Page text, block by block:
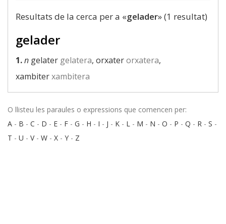
Resultats de la cerca per a «gelader» (1 resultat)
gelader
1.n gelater gelatera, orxaterorxatera,
xambiterxambitera
O llisteu les paraules o expressions que comencen per:
A - B - C - D - E - F - G - H - I - J - K - L - M - N - O - P - Q - R - S -
T - U - V- W - X - Y - Z